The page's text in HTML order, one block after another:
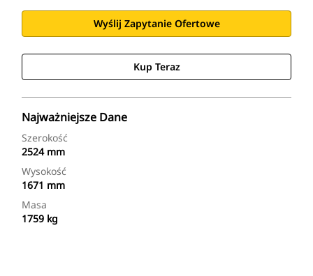
Wyślij Zapytanie Ofertowe
Kup Teraz
Najważniejsze Dane
Szerokość
2524 mm
Wysokość
1671 mm
Masa
1759 kg